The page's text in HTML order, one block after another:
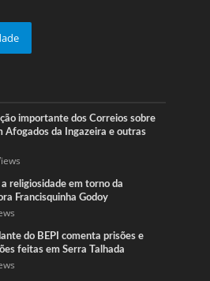
importante dos Correios sobre
Afogados da Ingazeira e outras
religiosidade em torno da
Francisquinha Godoy
do BEPI comenta prisões e
feitas em Serra Talhada